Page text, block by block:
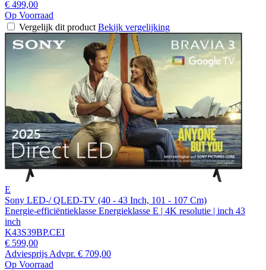
€ 499,00
Op Voorraad
Vergelijk dit product Bekijk vergelijking
E
Sony LED-/ QLED-TV (40 - 43 Inch, 101 - 107 Cm)
Energie-efficiëntieklasse Energieklasse E | 4K resolutie | inch 43
inch
K43S39BP.CEI
€ 599,00
Adviesprijs Advpr. € 709,00
Op Voorraad